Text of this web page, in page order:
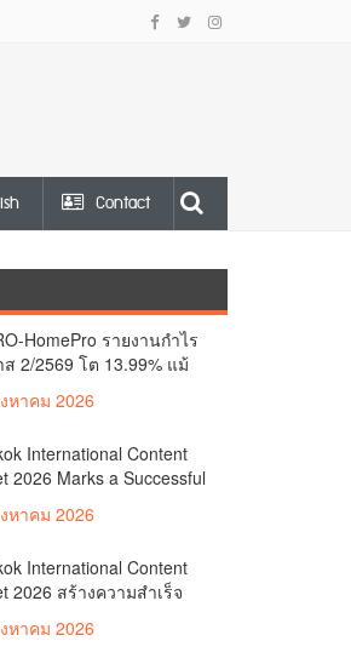
Contact
HomePro รายงานกำไร
2/2569 โต 13.99% แม้
กิจผันผวนเดินหน้าขยาย
สริมพอร์ต Private Brand
หาคม 2026
International Content
2026 Marks a Successful
as an International
for Film and Series
Meetings Generate
2.2 Billion in Business
Thailand’s
หาคม 2026
International Content
2026 สร้างความสำเร็จ
อขาย–ร่วมผลิตคอนเทนต์
ร์และซีรีส์ระดับ
หาคม 2026